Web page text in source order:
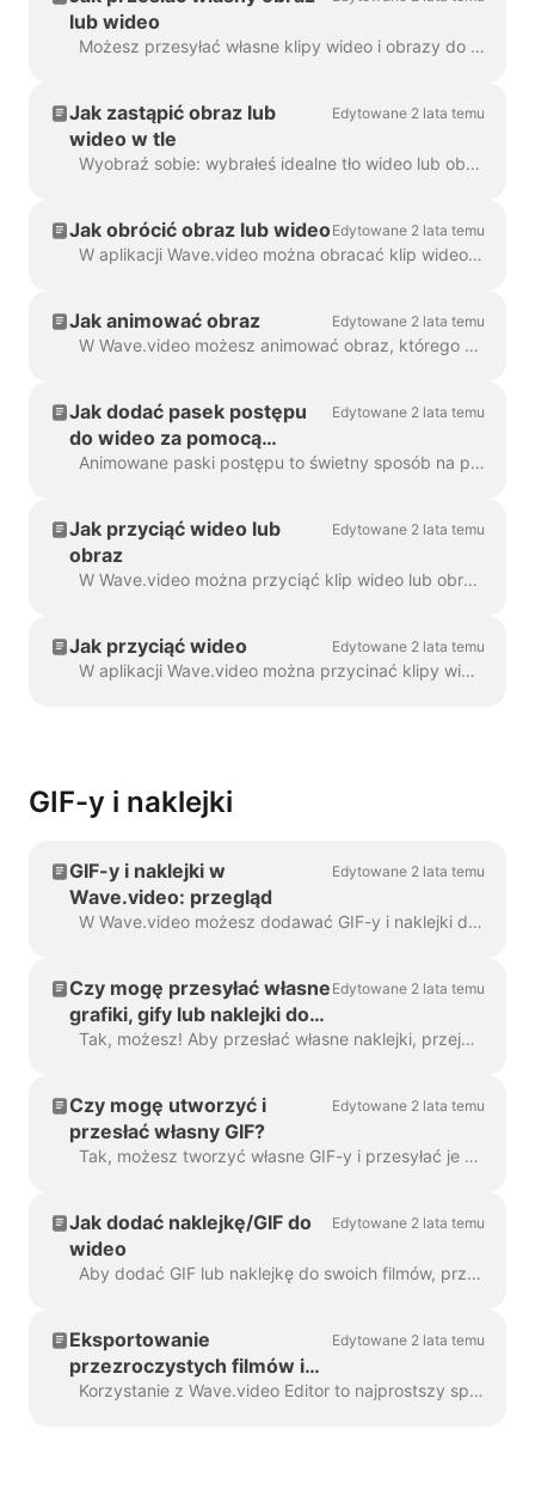
lub wideo
Możesz przesyłać własne klipy wideo i obrazy do Wave.video i tworzyć z nich filmy. Możesz mieszać i dopasowywać własne pliki multimedialne z tymi, które ...
Jak zastąpić obraz lub
wideo w tle
Edytowane 2 lata temu
Wyobraź sobie: wybrałeś idealne tło wideo lub obrazu w Wave.video, dodałeś do niego swój tekst i logo... a potem zdałeś sobie sprawę, że chcesz zmienić media...
Jak obrócić obraz lub wideoEdytowane 2 lata temu
W aplikacji Wave.video można obracać klip wideo lub obraz. Aby obrócić klip wideo/obraz, przejdź do kroku "Edytuj" i wybierz opcję ...
Jak animować obraz Edytowane 2 lata temu
W Wave.video możesz animować obraz, którego używasz jako tła. Dzięki temu Twoje filmy zyskają świeży i bardziej angażujący wygląd. Aby animować tło...
Jak dodać pasek postępu
do wideo za pomocą
Wave.video
Edytowane 2 lata temu
Animowane paski postępu to świetny sposób na przyciągnięcie uwagi widzów i wydłużenie czasu oglądania filmu. Dowiedz się, jak dodać dynamiczny pasek postępu do...
Jak przyciąć wideo lub
obraz
Edytowane 2 lata temu
W Wave.video można przyciąć klip wideo lub obraz. Funkcja ta działa zarówno w przypadku klipów wideo/obrazów przesłanych do kreatora wideo, jak i tych wybranych przez...
Jak przyciąć wideo Edytowane 2 lata temu
W aplikacji Wave.video można przycinać klipy wideo. Ta funkcja działa zarówno w przypadku własnych klipów wideo przesłanych do programu do tworzenia wideo, jak i wybranych przez...
GIF-y i naklejki
GIF-y i naklejki w
Wave.video: przegląd
Edytowane 2 lata temu
W Wave.video możesz dodawać GIF-y i naklejki do swoich filmów. W ten sposób możesz uczynić je bardziej angażującymi, spersonalizowanymi i atrakcyjnymi dla odbiorców. P...
Czy mogę przesyłać własne
grafiki, gify lub naklejki do
Wave.video?
Edytowane 2 lata temu
Tak, możesz! Aby przesłać własne naklejki, przejdź do kroku "Nakładki i naklejki" w menu po lewej stronie i kliknij zakładkę "Media" -> "Przesłane"....
Czy mogę utworzyć i
przesłać własny GIF?
Edytowane 2 lata temu
Tak, możesz tworzyć własne GIF-y i przesyłać je do Wave.video. Oto pomocny artykuł na temat tworzenia własnych GIF-ów. Gdy twój GIF zostanie...
Jak dodać naklejkę/GIF do
wideo
Edytowane 2 lata temu
Aby dodać GIF lub naklejkę do swoich filmów, przejdź do kroku Nakładki i naklejki w menu po lewej stronie. Zobaczysz tam wszystkie a...
Eksportowanie
przezroczystych filmów i
gifów w Wave.video
Edytowane 2 lata temu
Korzystanie z Wave.video Editor to najprostszy sposób na tworzenie lub dostosowywanie markowych lub przezroczystych elementów wideo, niestandardowych nakładek, ...